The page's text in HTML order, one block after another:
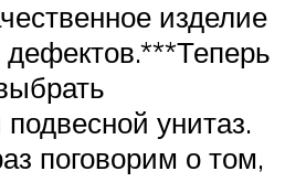
изделие
дефектов.***Теперь
унитаз.
поговорим о том,